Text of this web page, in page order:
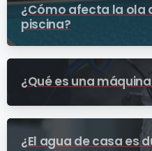
¿Cómo afecta la ola
piscina?
¿Qué es una
¿El agua de casa es